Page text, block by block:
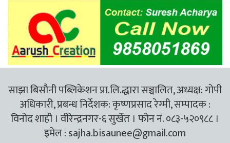
साझा बिसौनी पब्लिकेशन प्रा.लि.द्धारा सञ्चालित, अध्यक्ष: गोपी
अधिकारी, प्रबन्ध निर्देशक: कृष्णप्रसाद रेग्मी, सम्पादक :
विनोद शाही । वीरेन्द्रनगर-६ सुर्खेत । फोन नं. ०८३-५२०९८८ ।
इमेल :sajha.bisaunee@gmail.com